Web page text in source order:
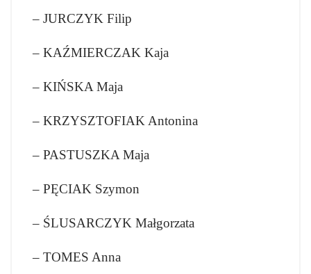
– JURCZYK Filip
– KAŹMIERCZAK Kaja
– KIŃSKA Maja
– KRZYSZTOFIAK Antonina
– PASTUSZKA Maja
– PĘCIAK Szymon
– ŚLUSARCZYK Małgorzata
– TOMES Anna